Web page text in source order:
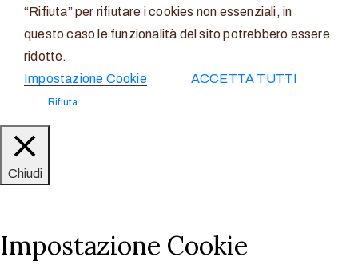
“Rifiuta” per rifiutare i cookies non essenziali, in
questo caso le funzionalità del sito potrebbero essere
ridotte.
Impostazione Cookie
ACCETTA TUTTI
Rifiuta
Chiudi
Impostazione Cookie